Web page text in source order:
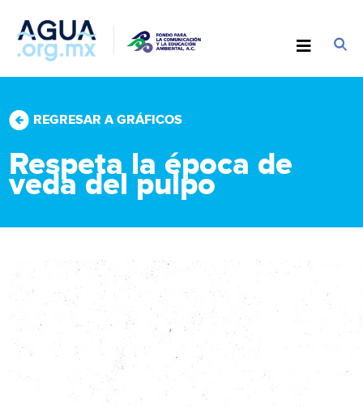
REGRESAR A GRÁFICOS
Respeta la época de
veda del pulpo